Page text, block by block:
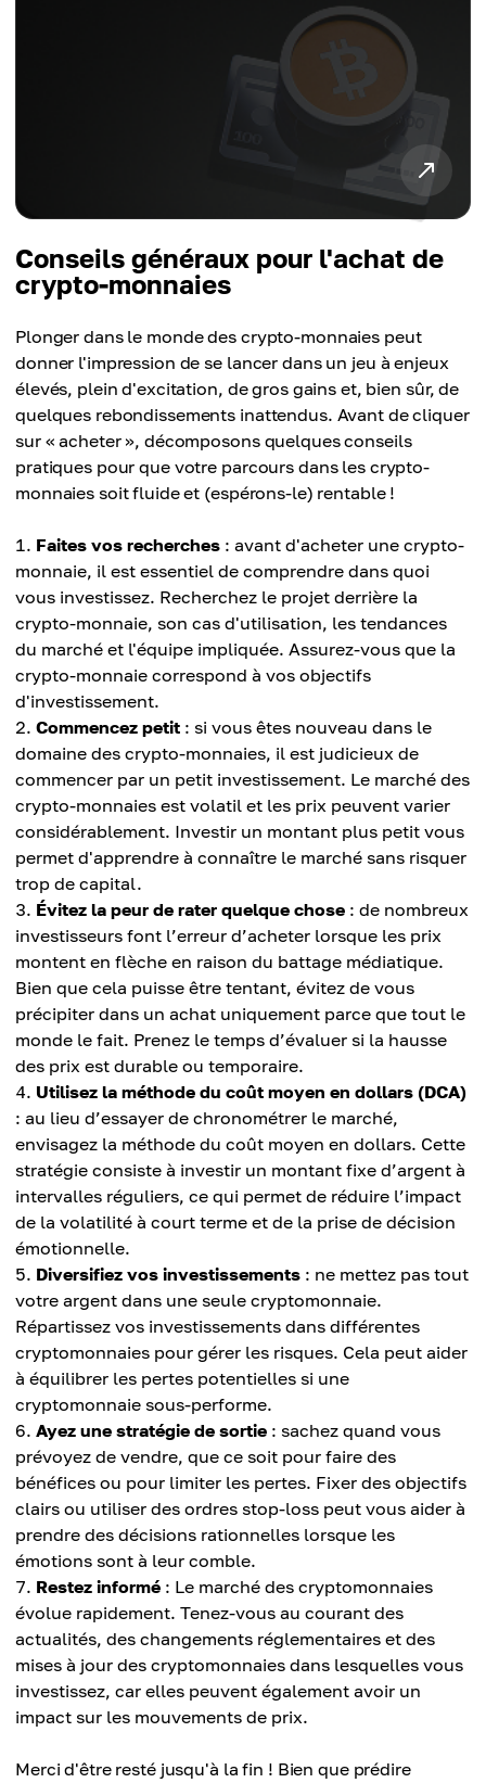
Conseils généraux pour l'achat de
crypto-monnaies
Plonger dans le monde des crypto-monnaies peut
donner l'impression de se lancer dans un jeu à enjeux
élevés, plein d'excitation, de gros gains et, bien sûr, de
quelques rebondissements inattendus. Avant de cliquer
sur « acheter », décomposons quelques conseils
pratiques pour que votre parcours dans les crypto-
monnaies soit fluide et (espérons-le) rentable !
Faites vos recherches : avant d'acheter une crypto-
monnaie, il est essentiel de comprendre dans quoi
vous investissez. Recherchez le projet derrière la
crypto-monnaie, son cas d'utilisation, les tendances
du marché et l'équipe impliquée. Assurez-vous que la
crypto-monnaie correspond à vos objectifs
d'investissement.
Commencez petit : si vous êtes nouveau dans le
domaine des crypto-monnaies, il est judicieux de
commencer par un petit investissement. Le marché des
crypto-monnaies est volatil et les prix peuvent varier
considérablement. Investir un montant plus petit vous
permet d'apprendre à connaître le marché sans risquer
trop de capital.
Évitez la peur de rater quelque chose : de nombreux
investisseurs font l’erreur d’acheter lorsque les prix
montent en flèche en raison du battage médiatique.
Bien que cela puisse être tentant, évitez de vous
précipiter dans un achat uniquement parce que tout le
monde le fait. Prenez le temps d’évaluer si la hausse
des prix est durable ou temporaire.
Utilisez la méthode du coût moyen en dollars (DCA)
: au lieu d’essayer de chronométrer le marché,
envisagez la méthode du coût moyen en dollars. Cette
stratégie consiste à investir un montant fixe d’argent à
intervalles réguliers, ce qui permet de réduire l’impact
de la volatilité à court terme et de la prise de décision
émotionnelle.
Diversifiez vos investissements : ne mettez pas tout
votre argent dans une seule cryptomonnaie.
Répartissez vos investissements dans différentes
cryptomonnaies pour gérer les risques. Cela peut aider
à équilibrer les pertes potentielles si une
cryptomonnaie sous-performe.
Ayez une stratégie de sortie : sachez quand vous
prévoyez de vendre, que ce soit pour faire des
bénéfices ou pour limiter les pertes. Fixer des objectifs
clairs ou utiliser des ordres stop-loss peut vous aider à
prendre des décisions rationnelles lorsque les
émotions sont à leur comble.
Restez informé : Le marché des cryptomonnaies
évolue rapidement. Tenez-vous au courant des
actualités, des changements réglementaires et des
mises à jour des cryptomonnaies dans lesquelles vous
investissez, car elles peuvent également avoir un
impact sur les mouvements de prix.
Merci d'être resté jusqu'à la fin ! Bien que prédire